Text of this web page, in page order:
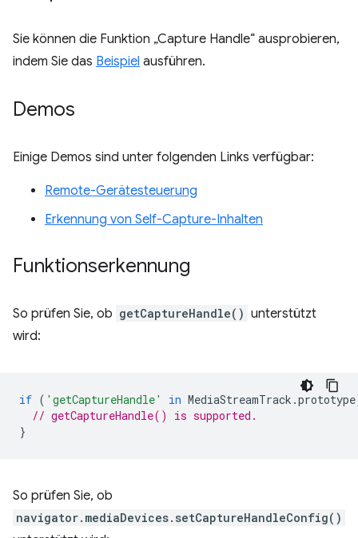
Sie können die Funktion „Capture Handle“ ausprobieren,
indem Sie das Beispiel ausführen.
Demos
Einige Demos sind unter folgenden Links verfügbar:
Remote-Gerätesteuerung
Erkennung von Self-Capture-Inhalten
Funktionserkennung
So prüfen Sie, ob getCaptureHandle() unterstützt
wird:
if ( 'getCaptureHandle' in MediaStreamTrack .prototype
// getCaptureHandle() is supported.
}
So prüfen Sie, ob
navigator.mediaDevices.setCaptureHandleConfig()